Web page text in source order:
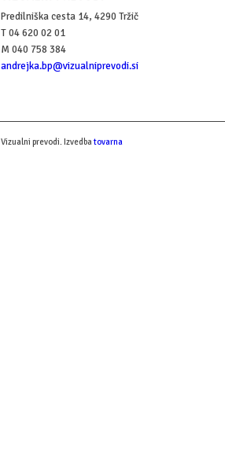
Predilniška cesta 14, 4290 Tržič
T 04 620 02 01
M 040 758 384
andrejka.bp@vizualniprevodi.si
Vizualni prevodi. Izvedbatovarna